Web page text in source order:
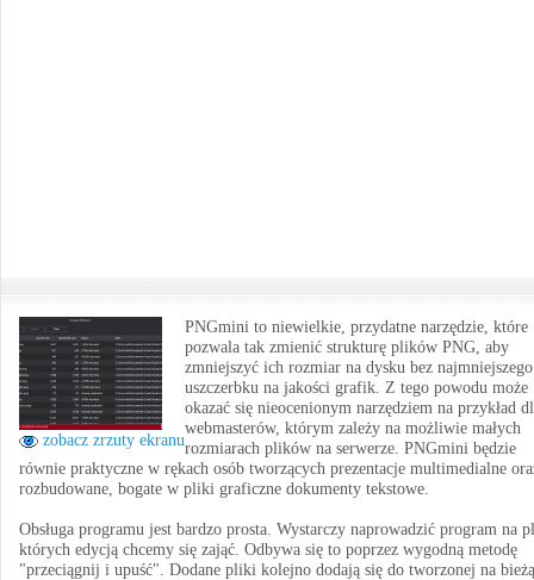
zobacz zrzuty ekranu
PNGmini to niewielkie, przydatne narzędzie, które
pozwala tak zmienić strukturę plików PNG, aby
zmniejszyć ich rozmiar na dysku bez najmniejszego
uszczerbku na jakości grafik. Z tego powodu może
okazać się nieocenionym narzędziem na przykład
webmasterów, którym zależy na możliwie małych
rozmiarach plików na serwerze. PNGmini będzie
równie praktyczne w rękach osób tworzących prezentacje multimedialne
rozbudowane, bogate w pliki graficzne dokumenty tekstowe.
Obsługa programu jest bardzo prosta. Wystarczy naprowadzić program na
których edycją chcemy się zająć. Odbywa się to poprzez wygodną metodę
"przeciągnij i upuść". Dodane pliki kolejno dodają się do tworzonej na